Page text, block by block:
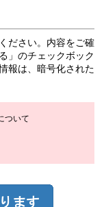
ださい。内容をご確
」のチェックボック
報は、暗号化された
ついて